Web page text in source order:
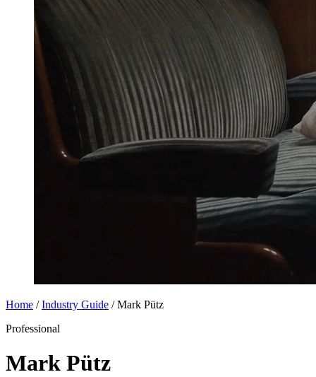
Home / Industry Guide / Mark Pütz
Professional
Mark Pütz